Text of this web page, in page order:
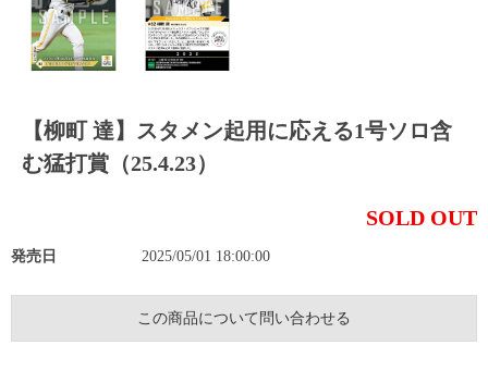
【柳町 達】スタメン起用に応える1号ソロ含
む猛打賞（25.4.23）
SOLD OUT
発売日 2025/05/01 18:00:00
この商品について問い合わせる